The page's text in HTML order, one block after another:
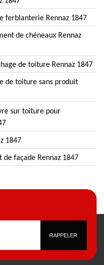
ferblanterie Rennaz 1847
de chéneaux Rennaz
de toiture Rennaz 1847
de toiture sans produit
sur toiture pour
1847
façade Rennaz 1847